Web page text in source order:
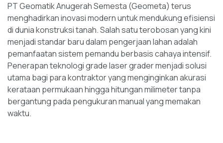
PT Geomatik Anugerah Semesta (Geometa) terus
menghadirkan inovasi modern untuk mendukung efisiensi
di dunia konstruksi tanah. Salah satu terobosan yang kini
menjadi standar baru dalam pengerjaan lahan adalah
pemanfaatan sistem pemandu berbasis cahaya intensif.
Penerapan teknologi grade laser grader menjadi solusi
utama bagi para kontraktor yang menginginkan akurasi
kerataan permukaan hingga hitungan milimeter tanpa
bergantung pada pengukuran manual yang memakan
waktu.